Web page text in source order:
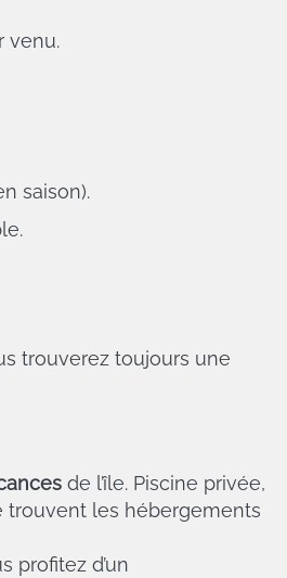
venu.
saison).
trouverez toujours une
de l’île. Piscine privée,
trouvent les hébergements
profitez d’un